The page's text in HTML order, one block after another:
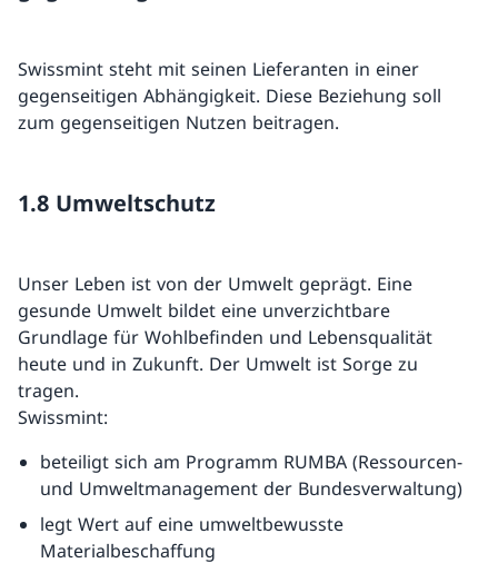
Swissmint steht mit seinen Lieferanten in einer
gegenseitigen Abhängigkeit. Diese Beziehung soll
zum gegenseitigen Nutzen beitragen.
1.8 Umweltschutz
Unser Leben ist von der Umwelt geprägt. Eine
gesunde Umwelt bildet eine unverzichtbare
Grundlage für Wohlbefinden und Lebensqualität
heute und in Zukunft. Der Umwelt ist Sorge zu
tragen.
Swissmint:
beteiligt sich am Programm RUMBA (Ressourcen-
und Umweltmanagement der Bundesverwaltung)
legt Wert auf eine umweltbewusste
Materialbeschaffung